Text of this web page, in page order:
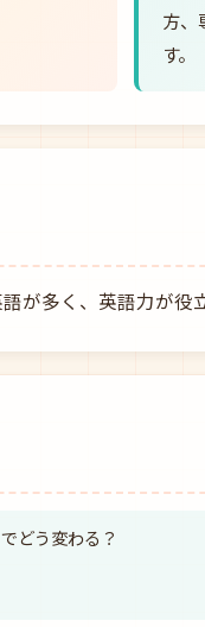
方、
す。
が多く、英語力が役
どう変わる？